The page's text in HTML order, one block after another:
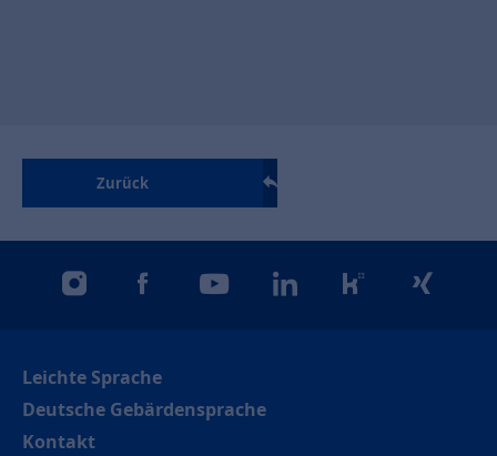
Zurück
instagramfacebookyoutubelinkedinkununuxing
Leichte Sprache
Deutsche Gebärdensprache
Kontakt